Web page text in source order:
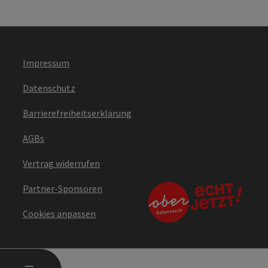
Impressum
Datenschutz
Barrierefreiheitserklärung
AGBs
Vertrag widerrufen
Partner-Sponsoren
Cookies anpassen